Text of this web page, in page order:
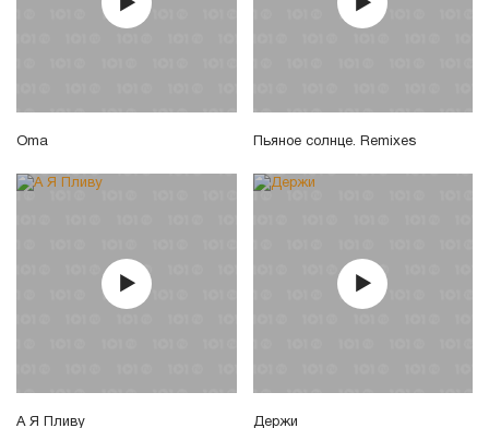
Оma Пьяное солнце. Remixes
А Я Пливу Держи